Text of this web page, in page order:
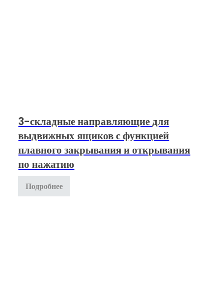
3-складные направляющие для
выдвижных ящиков с функцией
плавного закрывания и открывания
по нажатию
Подробнее